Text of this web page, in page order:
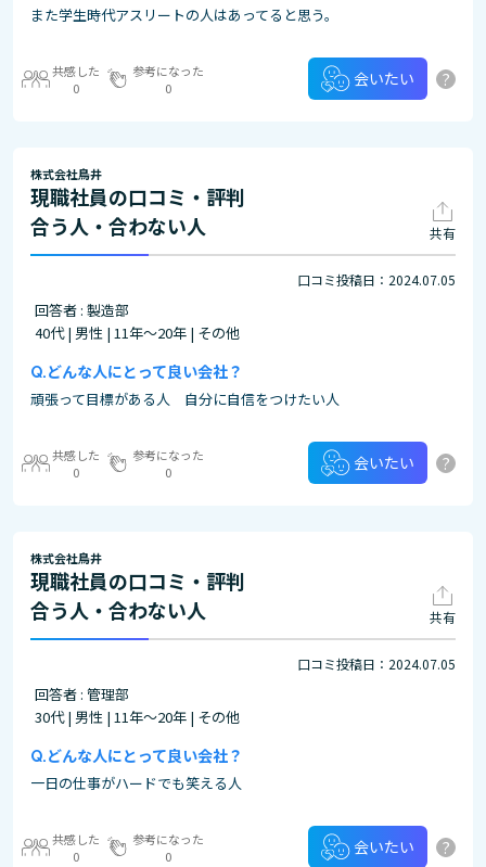
また学生時代アスリートの人はあってると思う。
共感した
0
参考になった
0
会いたい ?
株式会社鳥井
現職社員の口コミ・評判
合う人・合わない人
共有
口コミ投稿日：2024.07.05
回答者 : 製造部
40代 | 男性 | 11年～20年 | その他
どんな人にとって良い会社？
頑張って目標がある人 自分に自信をつけたい人
共感した
0
参考になった
0
会いたい ?
株式会社鳥井
現職社員の口コミ・評判
合う人・合わない人
共有
口コミ投稿日：2024.07.05
回答者 : 管理部
30代 | 男性 | 11年～20年 | その他
どんな人にとって良い会社？
一日の仕事がハードでも笑える人
共感した
0
参考になった
0
会いたい ?